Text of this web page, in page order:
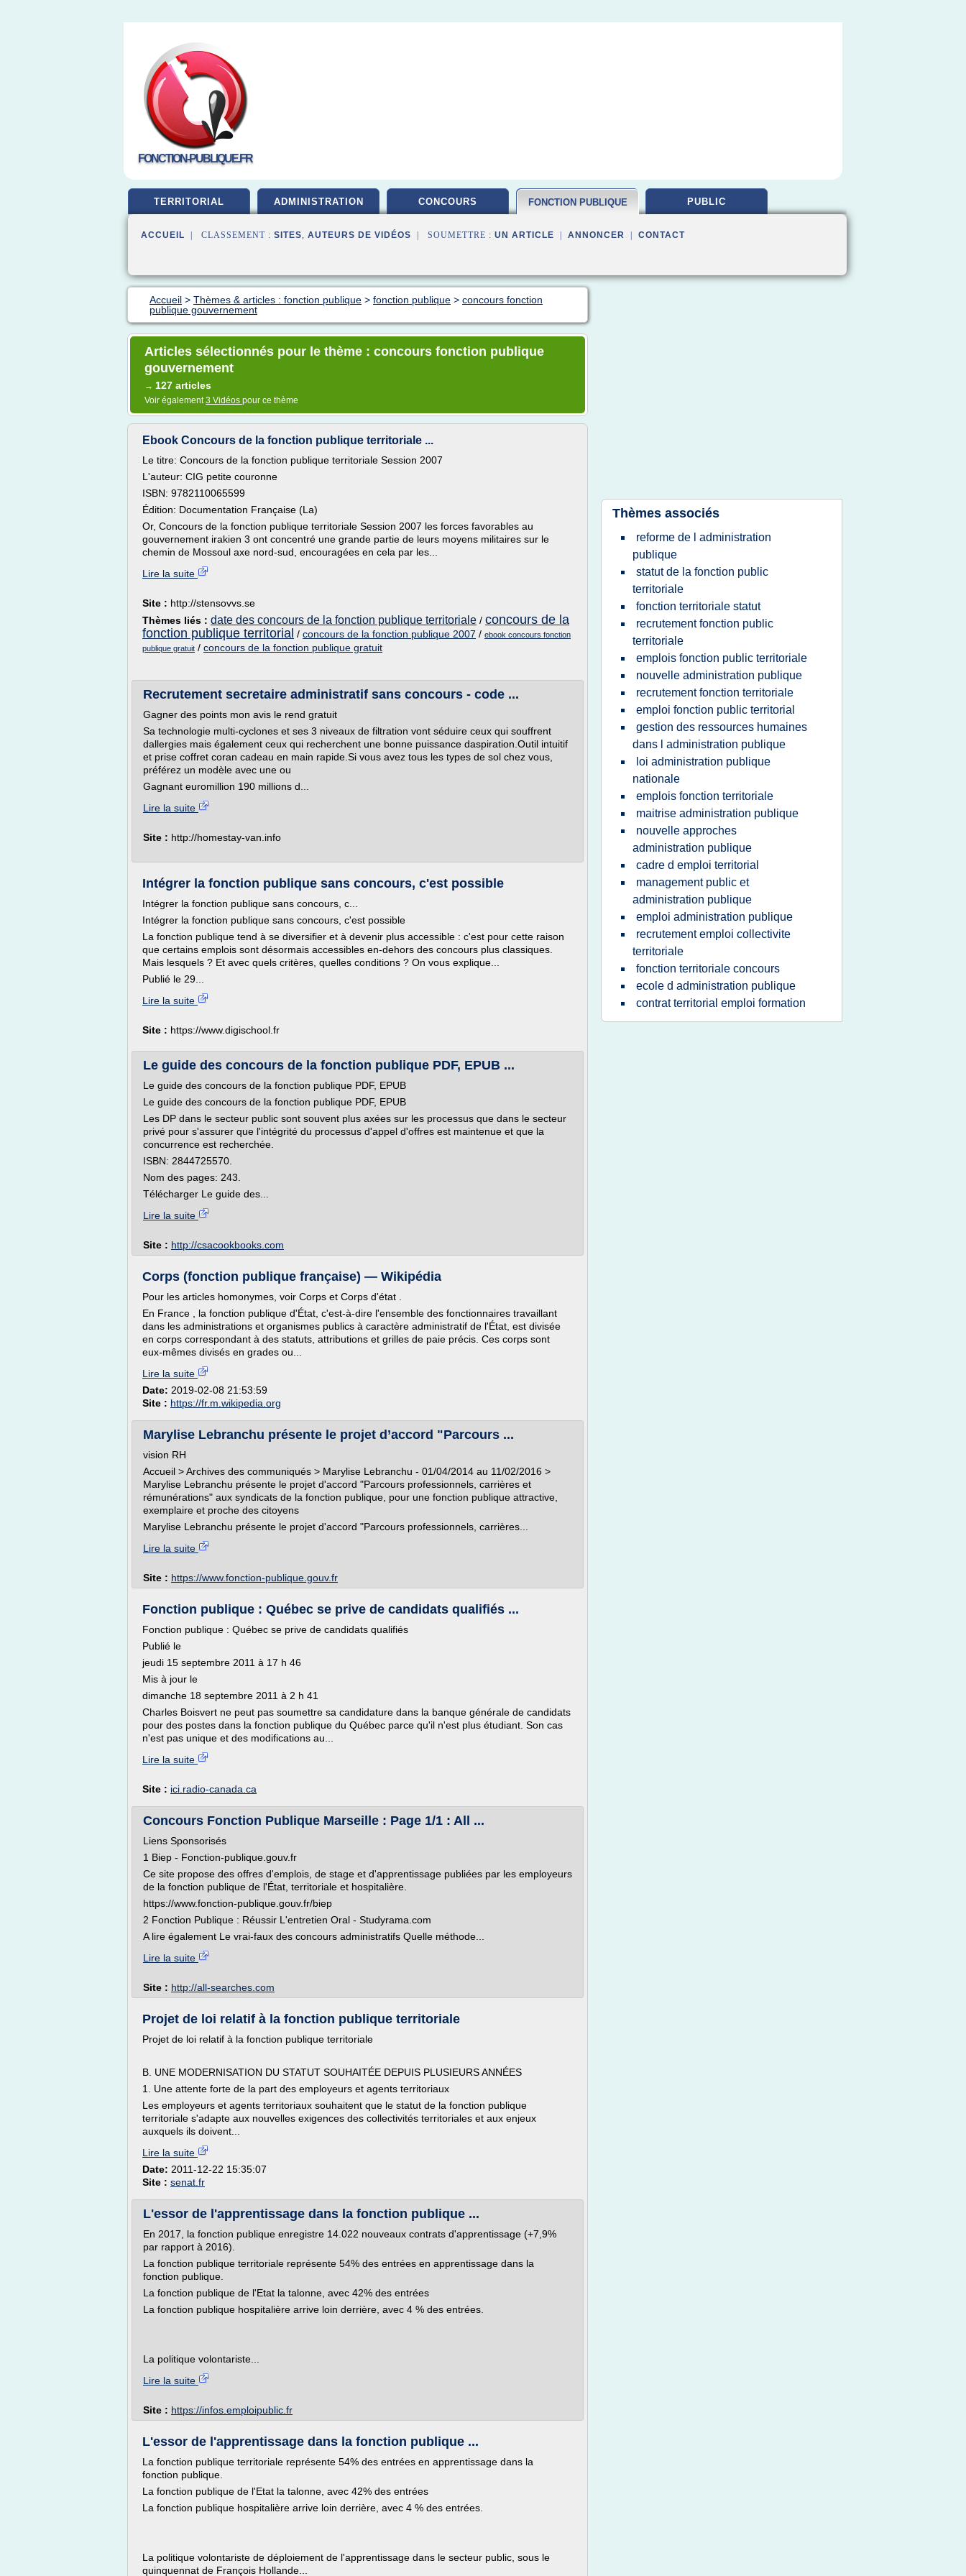
FONCTION-PUBLIQUE.FR
TERRITORIAL ADMINISTRATION CONCOURS FONCTION PUBLIQUE PUBLIC
ACCUEIL | CLASSEMENT : SITES, AUTEURS DE VIDÉOS | SOUMETTRE : UN ARTICLE ANNONCER CONTACT
Accueil > Thèmes & articles : fonction publique > fonction publique > concours fonction
publique gouvernement
Articles sélectionnés pour le thème : concours fonction publique
gouvernement
→ 127 articles
Voir également3 Vidéos pour ce thème
Ebook Concours de la fonction publique territoriale ...
Le titre: Concours de la fonction publique territoriale Session 2007
L'auteur: CIG petite couronne
ISBN: 9782110065599
Édition: Documentation Française (La)
Or, Concours de la fonction publique territoriale Session 2007 les forces favorables au
gouvernement irakien 3 ont concentré une grande partie de leurs moyens militaires sur le
chemin de Mossoul axe nord-sud, encouragées en cela par les...
Lire la suite
Site : http://stensovvs.se
Thèmes liés : date des concours de la fonction publique territoriale / concours de la
fonction publique territorial / concours de la fonction publique 2007 / ebook concours fonction
publique gratuit / concours de la fonction publique gratuit
Recrutement secretaire administratif sans concours - code ...
Gagner des points mon avis le rend gratuit
Sa technologie multi-cyclones et ses 3 niveaux de filtration vont séduire ceux qui souffrent
dallergies mais également ceux qui recherchent une bonne puissance daspiration.Outil intuitif
et prise coffret coran cadeau en main rapide.Si vous avez tous les types de sol chez vous,
préférez un modèle avec une ou
Gagnant euromillion 190 millions d...
Lire la suite
Site : http://homestay-van.info
Intégrer la fonction publique sans concours, c'est possible
Intégrer la fonction publique sans concours, c...
Intégrer la fonction publique sans concours, c'est possible
La fonction publique tend à se diversifier et à devenir plus accessible : c'est pour cette raison
que certains emplois sont désormais accessibles en-dehors des concours plus classiques.
Mais lesquels ? Et avec quels critères, quelles conditions ? On vous explique...
Publié le 29...
Lire la suite
Site : https://www.digischool.fr
Le guide des concours de la fonction publique PDF, EPUB ...
Le guide des concours de la fonction publique PDF, EPUB
Le guide des concours de la fonction publique PDF, EPUB
Les DP dans le secteur public sont souvent plus axées sur les processus que dans le secteur
privé pour s'assurer que l'intégrité du processus d'appel d'offres est maintenue et que la
concurrence est recherchée.
ISBN: 2844725570.
Nom des pages: 243.
Télécharger Le guide des...
Lire la suite
Site : http://csacookbooks.com
Corps (fonction publique française) — Wikipédia
Pour les articles homonymes, voir Corps et Corps d'état .
En France , la fonction publique d'État, c'est-à-dire l'ensemble des fonctionnaires travaillant
dans les administrations et organismes publics à caractère administratif de l'État, est divisée
en corps correspondant à des statuts, attributions et grilles de paie précis. Ces corps sont
eux-mêmes divisés en grades ou...
Lire la suite
Date: 2019-02-08 21:53:59
Site : https://fr.m.wikipedia.org
Marylise Lebranchu présente le projet d’accord "Parcours ...
vision RH
Accueil > Archives des communiqués > Marylise Lebranchu - 01/04/2014 au 11/02/2016 >
Marylise Lebranchu présente le projet d'accord "Parcours professionnels, carrières et
rémunérations" aux syndicats de la fonction publique, pour une fonction publique attractive,
exemplaire et proche des citoyens
Marylise Lebranchu présente le projet d'accord "Parcours professionnels, carrières...
Lire la suite
Site : https://www.fonction-publique.gouv.fr
Fonction publique : Québec se prive de candidats qualifiés ...
Fonction publique : Québec se prive de candidats qualifiés
Publié le
jeudi 15 septembre 2011 à 17 h 46
Mis à jour le
dimanche 18 septembre 2011 à 2 h 41
Charles Boisvert ne peut pas soumettre sa candidature dans la banque générale de candidats
pour des postes dans la fonction publique du Québec parce qu'il n'est plus étudiant. Son cas
n'est pas unique et des modifications au...
Lire la suite
Site : ici.radio-canada.ca
Concours Fonction Publique Marseille : Page 1/1 : All ...
Liens Sponsorisés
1 Biep - Fonction-publique.gouv.fr
Ce site propose des offres d'emplois, de stage et d'apprentissage publiées par les employeurs
de la fonction publique de l'État, territoriale et hospitalière.
https://www.fonction-publique.gouv.fr/biep
2 Fonction Publique : Réussir L'entretien Oral - Studyrama.com
A lire également Le vrai-faux des concours administratifs Quelle méthode...
Lire la suite
Site : http://all-searches.com
Projet de loi relatif à la fonction publique territoriale
Projet de loi relatif à la fonction publique territoriale
B. UNE MODERNISATION DU STATUT SOUHAITÉE DEPUIS PLUSIEURS ANNÉES
1. Une attente forte de la part des employeurs et agents territoriaux
Les employeurs et agents territoriaux souhaitent que le statut de la fonction publique
territoriale s'adapte aux nouvelles exigences des collectivités territoriales et aux enjeux
auxquels ils doivent...
Lire la suite
Date: 2011-12-22 15:35:07
Site : senat.fr
L'essor de l'apprentissage dans la fonction publique ...
En 2017, la fonction publique enregistre 14.022 nouveaux contrats d'apprentissage (+7,9%
par rapport à 2016).
La fonction publique territoriale représente 54% des entrées en apprentissage dans la
fonction publique.
La fonction publique de l'Etat la talonne, avec 42% des entrées
La fonction publique hospitalière arrive loin derrière, avec 4 % des entrées.
La politique volontariste...
Lire la suite
Site : https://infos.emploipublic.fr
L'essor de l'apprentissage dans la fonction publique ...
La fonction publique territoriale représente 54% des entrées en apprentissage dans la
fonction publique.
La fonction publique de l'Etat la talonne, avec 42% des entrées
La fonction publique hospitalière arrive loin derrière, avec 4 % des entrées.
La politique volontariste de déploiement de l'apprentissage dans le secteur public, sous le
quinquennat de François Hollande...
Thèmes associés
reforme de l administration
publique
statut de la fonction public
territoriale
fonction territoriale statut
recrutement fonction public
territoriale
emplois fonction public territoriale
nouvelle administration publique
recrutement fonction territoriale
emploi fonction public territorial
gestion des ressources humaines
dans l administration publique
loi administration publique
nationale
emplois fonction territoriale
maitrise administration publique
nouvelle approches
administration publique
cadre d emploi territorial
management public et
administration publique
emploi administration publique
recrutement emploi collectivite
territoriale
fonction territoriale concours
ecole d administration publique
contrat territorial emploi formation